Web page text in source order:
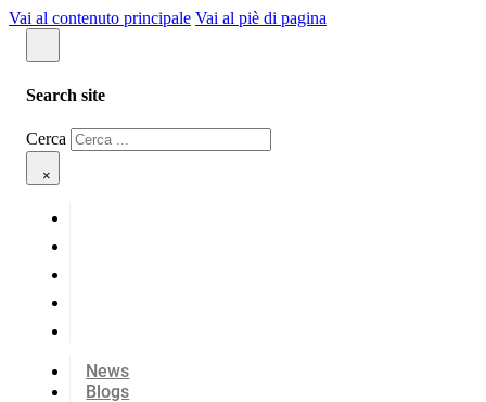
Vai al contenuto principale Vai al piè di pagina
Search site
Cerca
×
News
Blogs